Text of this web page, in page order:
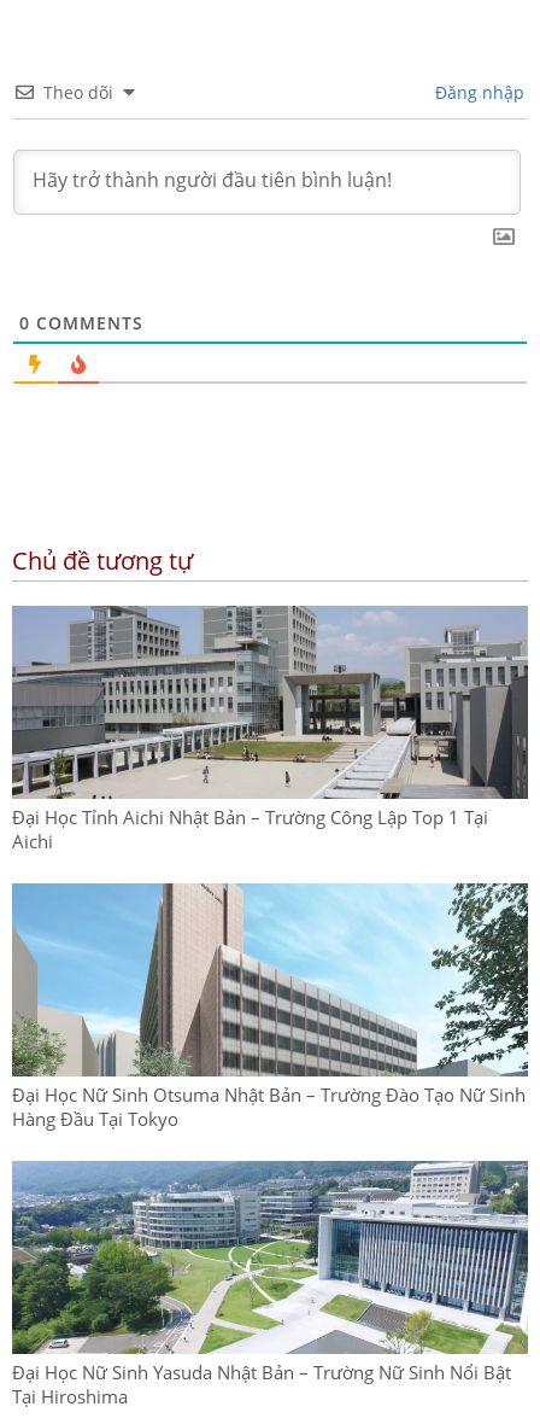
Theo dõi Đăng nhập
0 COMMENTS
Chủ đề tương tự
Đại Học Tỉnh Aichi Nhật Bản – Trường Công Lập Top 1 Tại
Aichi
Đại Học Nữ Sinh Otsuma Nhật Bản – Trường Đào Tạo Nữ Sinh
Hàng Đầu Tại Tokyo
Đại Học Nữ Sinh Yasuda Nhật Bản – Trường Nữ Sinh Nổi Bật
Tại Hiroshima